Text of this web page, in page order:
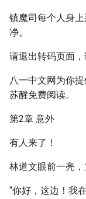
镇魔司每个人身
净。
请退出转码页面，
八一中文网为你
苏醒免费阅读。
第2章 意外
有人来了！
林道文眼前一亮，
“你好，这边！我